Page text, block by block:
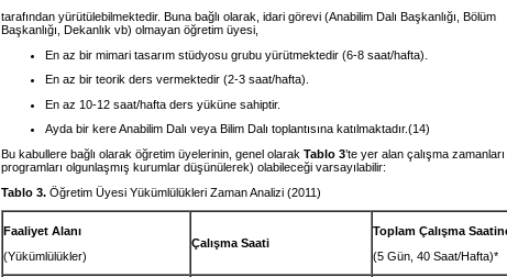
tarafından yürütülebilmektedir. Buna bağlı olarak, idari görevi (Anabilim Dalı Başkanlığı, Bölüm
Başkanlığı, Dekanlık vb) olmayan öğretim üyesi,
En az bir mimari tasarım stüdyosu grubu yürütmektedir (6-8 saat/hafta).
En az bir teorik ders vermektedir (2-3 saat/hafta).
En az 10-12 saat/hafta ders yüküne sahiptir.
Ayda bir kere Anabilim Dalı veya Bilim Dalı toplantısına katılmaktadır.(14)
Bu kabullere bağlı olarak öğretim üyelerinin, genel olarak Tablo 3’te yer alan çalışma
programları olgunlaşmış kurumlar düşünülerek) olabileceği varsayılabilir:
Tablo 3. Öğretim Üyesi Yükümlülükleri Zaman Analizi (2011)
Faaliyet Alanı
(Yükümlülükler)
Çalışma Saati
Toplam Çalışma
(5 Gün, 40 Saat/Hafta)*